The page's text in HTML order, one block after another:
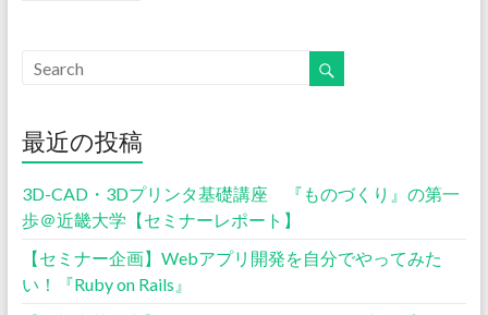
最近の投稿
3D-CAD・3Dプリンタ基礎講座 『ものづくり』の第一
歩＠近畿大学【セミナーレポート】
【セミナー企画】Webアプリ開発を自分でやってみた
い！『Ruby on Rails』